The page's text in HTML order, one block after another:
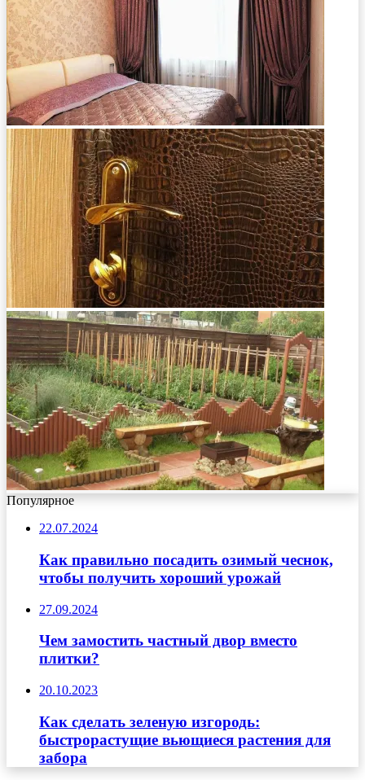
Популярное
22.07.2024
Как правильно посадить озимый чеснок,
чтобы получить хороший урожай
27.09.2024
Чем замостить частный двор вместо
плитки?
20.10.2023
Как сделать зеленую изгородь:
быстрорастущие вьющиеся растения для
забора